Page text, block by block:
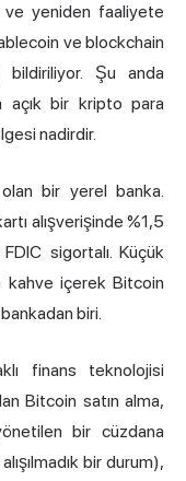
ve yeniden faaliyete
ve blockchain
bildiriliyor. Şu anda
açık bir kripto para
nadirdir.
bir yerel banka.
alışverişinde %1,5
sigortalı. Küçük
kahve içerek Bitcoin
biri.
finans teknolojisi
Bitcoin satın alma,
bir cüzdana
bir durum),